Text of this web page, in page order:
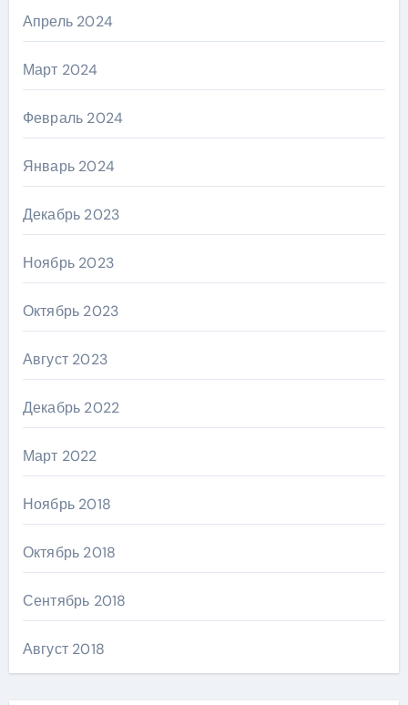
Апрель 2024
Март 2024
Февраль 2024
Январь 2024
Декабрь 2023
Ноябрь 2023
Октябрь 2023
Август 2023
Декабрь 2022
Март 2022
Ноябрь 2018
Октябрь 2018
Сентябрь 2018
Август 2018